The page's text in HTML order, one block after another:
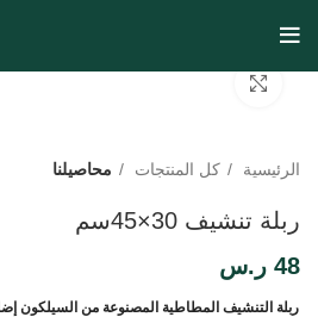
الرئيسية كل المنتجات محاصيلنا
ربلة تنشيف 30×45سم
48 ر.س
ربلة التنشيف المطاطية المصنوعة من السيلكون